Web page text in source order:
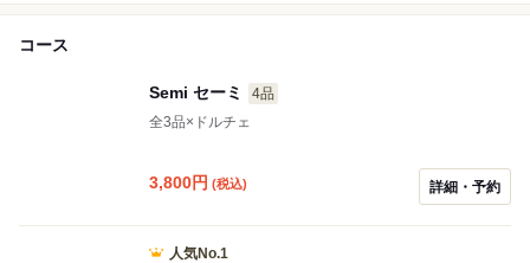
コース
Semi セーミ
4品
全3品×ドルチェ
3,800円 (税込) 詳細・予約
人気No.1